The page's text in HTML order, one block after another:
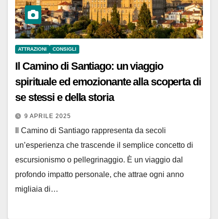
ATTRAZIONI CONSIGLI
Il Camino di Santiago: un viaggio
spirituale ed emozionante alla scoperta di
se stessi e della storia
9 APRILE 2025
Il Camino di Santiago rappresenta da secoli
un’esperienza che trascende il semplice concetto di
escursionismo o pellegrinaggio. È un viaggio dal
profondo impatto personale, che attrae ogni anno
migliaia di…